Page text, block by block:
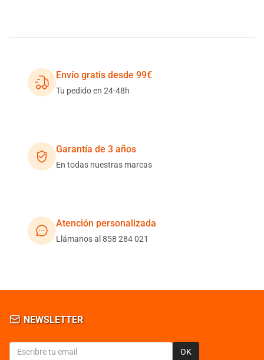
Envío gratis desde 99€
Tu pedido en 24-48h
Garantía de 3 años
En todas nuestras marcas
Atención personalizada
Llámanos al 858 284 021
NEWSLETTER
OK